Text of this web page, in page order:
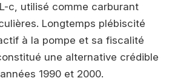
c, utilisé comme carburant
Longtemps plébiscité
à la pompe et sa fiscalité
une alternative crédible
1990 et 2000.